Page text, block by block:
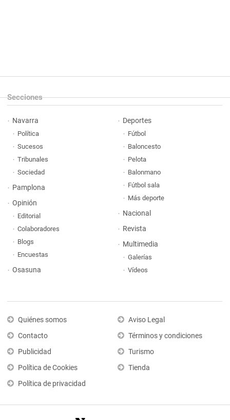
Secciones
Navarra
Política
Sucesos
Tribunales
Sociedad
Pamplona
Opinión
Editorial
Colaboradores
Blogs
Encuestas
Osasuna
Deportes
Fútbol
Baloncesto
Pelota
Balonmano
Fútbol sala
Más deporte
Nacional
Revista
Multimedia
Galerías
Vídeos
Quiénes somos
Contacto
Publicidad
Política de Cookies
Política de privacidad
Aviso Legal
Términos y condiciones
Turismo
Tienda